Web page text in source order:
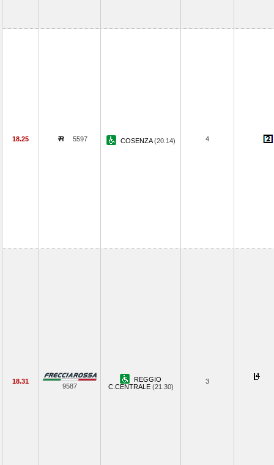
18.25 5597 COSENZA(20.14) 4
18.31
9587
REGGIO
C.CENTRALE (21.30)
3